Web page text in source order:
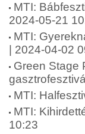
MTI:
2024-05-21
MTI:
| 2024-04-02
Green Stage
MTI:
MTI:
10:23